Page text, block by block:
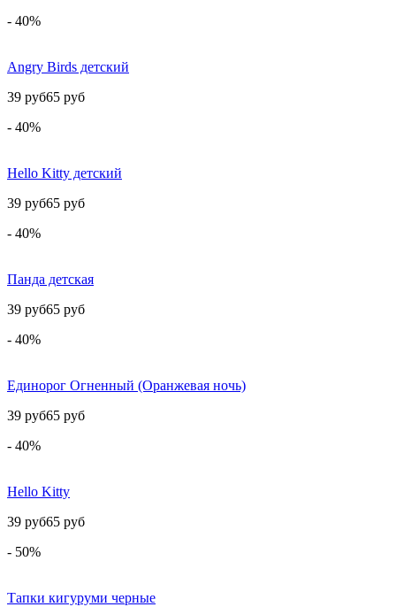
- 40%
Angry Birds детский
39 руб65 руб
- 40%
Hello Kitty детский
39 руб65 руб
- 40%
Панда детская
39 руб65 руб
- 40%
Единорог Огненный (Оранжевая ночь)
39 руб65 руб
- 40%
Hello Kitty
39 руб65 руб
- 50%
Тапки кигуруми черные